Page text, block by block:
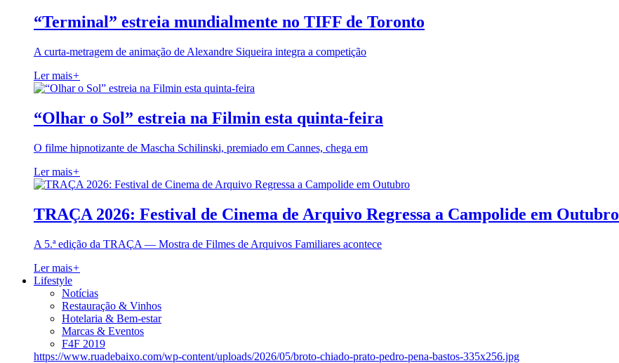
“Terminal” estreia mundialmente no TIFF de Toronto
A curta-metragem de animação de Alexandre Siqueira integra a competição
Ler mais+
“Olhar o Sol” estreia na Filmin esta quinta-feira
O filme hipnotizante de Mascha Schilinski, premiado em Cannes, chega em
Ler mais+
TRAÇA 2026: Festival de Cinema de Arquivo Regressa a Campolide em Outubro
A 5.ª edição da TRAÇA — Mostra de Filmes de Arquivos Familiares acontece
Ler mais+
Lifestyle
Notícias
Restauração & Vinhos
Hotelaria & Bem-estar
Marcas & Eventos
F4F 2019
https://www.ruadebaixo.com/wp-content/uploads/2026/05/broto-chiado-prato-pedro-pena-bastos-335x256.jpg